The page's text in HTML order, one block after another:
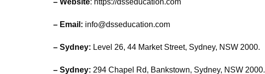
– Website: https://dsseducation.com
– Email: info@dsseducation.com
– Sydney: Level 26, 44 Market Street, Sydney, NSW 2000.
– Sydney: 294 Chapel Rd, Bankstown, Sydney, NSW 2000.